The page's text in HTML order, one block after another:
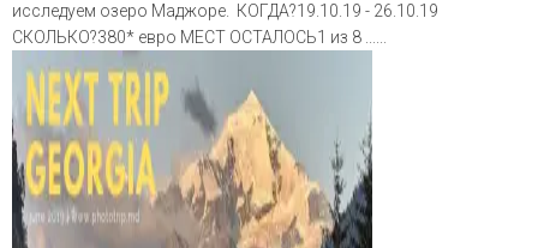
исследуем озеро Маджоре. КОГДА?19.10.19 - 26.10.19
СКОЛЬКО?380* евро МЕСТ ОСТАЛОСЬ1 из 8 ......